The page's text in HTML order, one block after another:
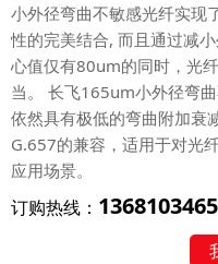
小外径弯曲不敏感光纤实现
性的完美结合, 而且通过减
心值仅有80um的同时，光
当。 长飞165um小外径弯
依然具有极低的弯曲附加衰
G.657的兼容，适用于对光
应用场景。
订购热线：